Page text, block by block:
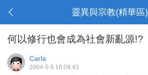
靈異與宗教(精華區)
何以修行也會成為社會新亂源!?
Carla
2004-5-5 16:09:43